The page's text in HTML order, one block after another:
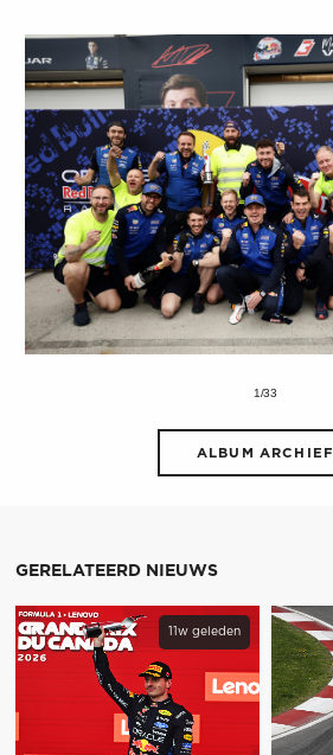
1/33
ALBUM ARCHIEF
GERELATEERD NIEUWS
11w geleden